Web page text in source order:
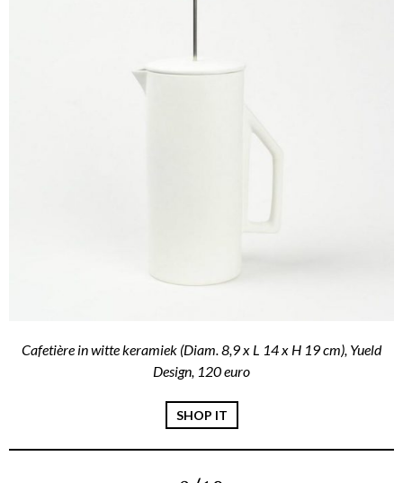
Cafetière in witte keramiek (Diam. 8,9 x L 14 x H 19 cm), Yueld
Design, 120 euro
SHOP IT